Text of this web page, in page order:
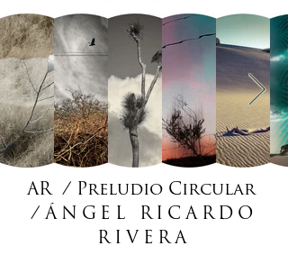
AR / Preludio Circular
/ÁNGEL RICARDO
RIVERA